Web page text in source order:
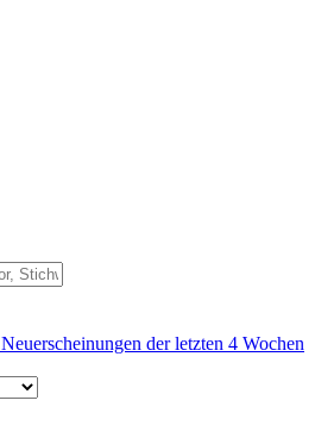
Neuerscheinungen der letzten 4 Wochen